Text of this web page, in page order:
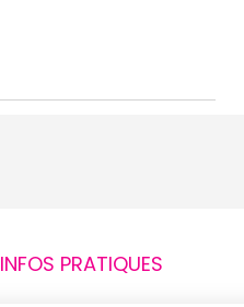
INFOS PRATIQUES